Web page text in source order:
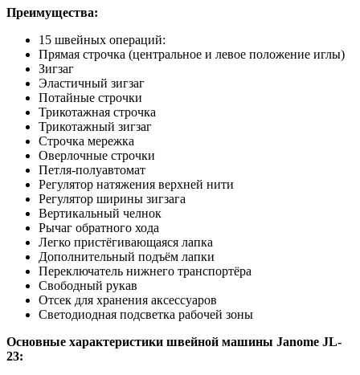
Преимущества:
15 швейных операций:
Прямая строчка (центральное и левое положение иглы)
Зигзаг
Эластичный зигзаг
Потайные строчки
Трикотажная строчка
Трикотажный зигзаг
Строчка мережка
Оверлочные строчки
Петля-полуавтомат
Регулятор натяжения верхней нити
Регулятор ширины зигзага
Вертикальный челнок
Рычаг обратного хода
Легко пристёгивающаяся лапка
Дополнительный подъём лапки
Переключатель нижнего транспортёра
Свободный рукав
Отсек для хранения аксессуаров
Светодиодная подсветка рабочей зоны
Основные характеристики швейной машины Janome JL-
23: